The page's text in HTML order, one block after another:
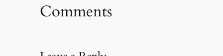
Comments